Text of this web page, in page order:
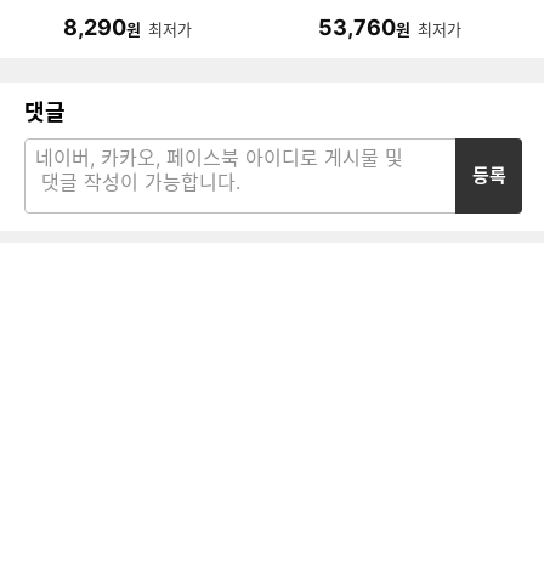
8,290원 최저가
개)
53,760원 최저가
댓글
등록